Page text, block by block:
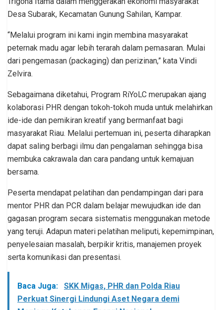
Desa Subarak, Kecamatan Gunung Sahilan, Kampar.
“Melalui program ini kami ingin membina masyarakat
peternak madu agar lebih terarah dalam pemasaran. Mulai
dari pengemasan (packaging) dan perizinan,” kata Vindi
Zelvira.
Sebagaimana diketahui, Program RiYoLC merupakan ajang
kolaborasi PHR dengan tokoh-tokoh muda untuk melahirkan
ide-ide dan pemikiran kreatif yang bermanfaat bagi
masyarakat Riau. Melalui pertemuan ini, peserta diharapkan
dapat saling berbagi ilmu dan pengalaman sehingga bisa
membuka cakrawala dan cara pandang untuk kemajuan
bersama.
Peserta mendapat pelatihan dan pendampingan dari para
mentor PHR dan PCR dalam belajar mewujudkan ide dan
gagasan program secara sistematis menggunakan metode
yang teruji. Adapun materi pelatihan meliputi, kepemimpinan,
penyelesaian masalah, berpikir kritis, manajemen proyek
serta komunikasi dan presentasi.
Baca Juga:
SKK Migas, PHR dan Polda Riau
Perkuat Sinergi Lindungi Aset Negara demi